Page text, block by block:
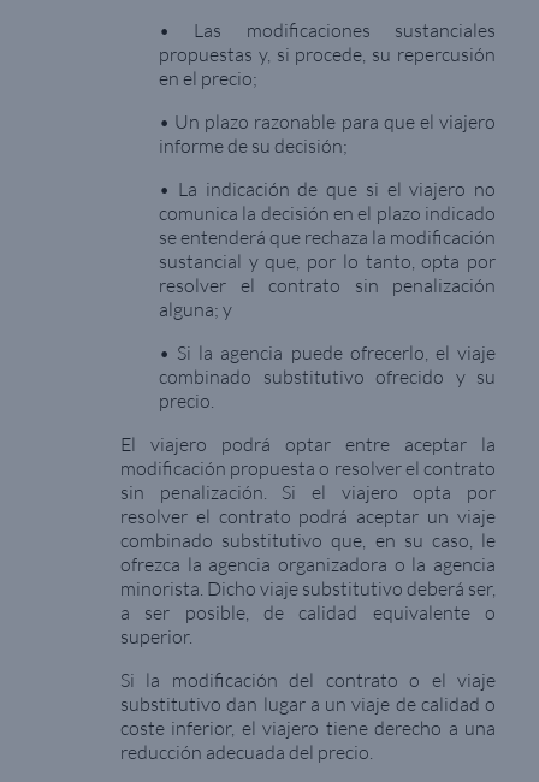
• Las modificaciones sustanciales
propuestas y, si procede, su repercusión
en el precio;
• Un plazo razonable para que el viajero
informe de su decisión;
• La indicación de que si el viajero no
comunica la decisión en el plazo indicado
se entenderá que rechaza la modificación
sustancial y que, por lo tanto, opta por
resolver el contrato sin penalización
alguna; y
• Si la agencia puede ofrecerlo, el viaje
combinado substitutivo ofrecido y su
precio.
El viajero podrá optar entre aceptar la
modificación propuesta o resolver el contrato
sin penalización. Si el viajero opta por
resolver el contrato podrá aceptar un viaje
combinado substitutivo que, en su caso, le
ofrezca la agencia organizadora o la agencia
minorista. Dicho viaje substitutivo deberá ser,
a ser posible, de calidad equivalente o
superior.
Si la modificación del contrato o el viaje
substitutivo dan lugar a un viaje de calidad o
coste inferior, el viajero tiene derecho a una
reducción adecuada del precio.